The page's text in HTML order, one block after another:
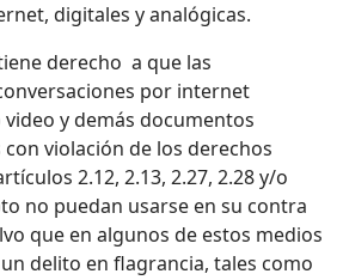
digitales y analógicas.
derecho a que las
por internet
y demás documentos
violación de los derechos
2.12, 2.13, 2.27, 2.28 y/o
no puedan usarse en su contra
que en algunos de estos medios
delito en flagrancia, tales como